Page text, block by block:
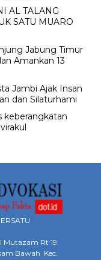
AL TALANG
SATU MUARO
Jabung Timur
Amankan 13
Jambi Ajak Insan
dan Silaturhami
keberangkatan
Mutazam Rt 19
Bawah Kec.